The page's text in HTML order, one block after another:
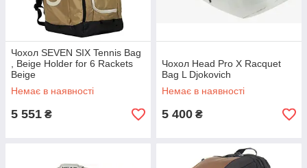
Чохол SEVEN SIX Tennis Bag
, Beige Holder for 6 Rackets
Beige
Немає в наявності
5 551 ₴
Чохол Head Pro X Racquet
Bag L Djokovich
Немає в наявності
5 400 ₴